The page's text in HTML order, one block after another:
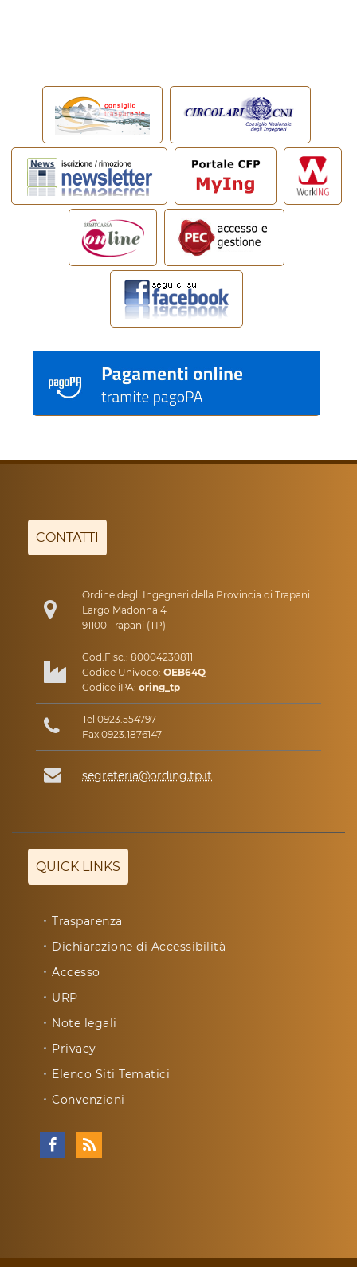
CONTATTI
Ordine degli Ingegneri della Provincia di Trapani
Largo Madonna 4
91100 Trapani (TP)
Cod.Fisc.: 80004230811
Codice Univoco: OEB64Q
Codice iPA: oring_tp
Tel 0923.554797
Fax 0923.1876147
segreteria@ording.tp.it
QUICK LINKS
Trasparenza
Dichiarazione di Accessibilità
Accesso
URP
Note legali
Privacy
Elenco Siti Tematici
Convenzioni